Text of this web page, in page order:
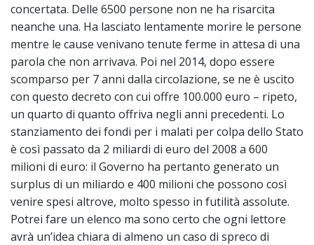
concertata. Delle 6500 persone non ne ha risarcita
neanche una. Ha lasciato lentamente morire le persone
mentre le cause venivano tenute ferme in attesa di una
parola che non arrivava. Poi nel 2014, dopo essere
scomparso per 7 anni dalla circolazione, se ne è uscito
con questo decreto con cui offre 100.000 euro – ripeto,
un quarto di quanto offriva negli anni precedenti. Lo
stanziamento dei fondi per i malati per colpa dello Stato
è così passato da 2 miliardi di euro del 2008 a 600
milioni di euro: il Governo ha pertanto generato un
surplus di un miliardo e 400 milioni che possono così
venire spesi altrove, molto spesso in futilità assolute.
Potrei fare un elenco ma sono certo che ogni lettore
avrà un’idea chiara di almeno un caso di spreco di